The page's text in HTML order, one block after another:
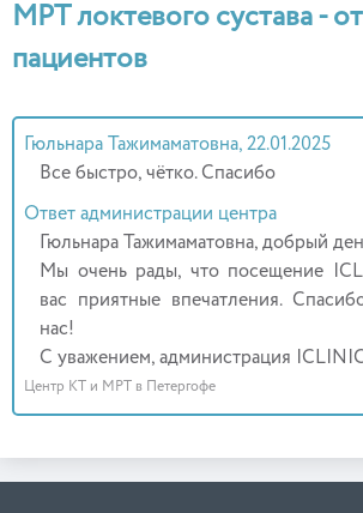
МРТ локтевого сустава -
пациентов
Гюльнара Тажимаматовна, 22.01.2025
Все быстро, чётко. Спасибо
Ответ администрации центра
Гюльнара Тажимаматовна, добрый
Мы очень рады, что посещение
вас приятные впечатления.
нас!
С уважением, администрация
Центр КТ и МРТ в Петергофе